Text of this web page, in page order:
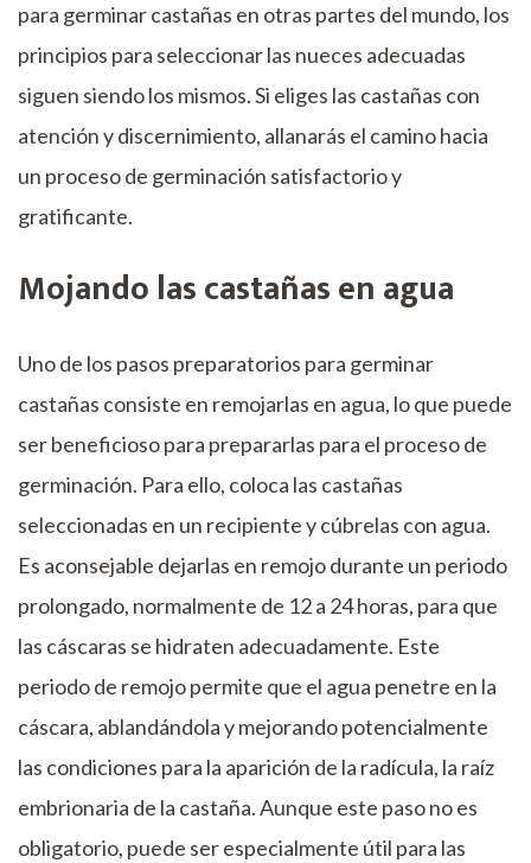
para germinar castañas en otras partes del mundo, los
principios para seleccionar las nueces adecuadas
siguen siendo los mismos. Si eliges las castañas con
atención y discernimiento, allanarás el camino hacia
un proceso de germinación satisfactorio y
gratificante.
Mojando las castañas en agua
Uno de los pasos preparatorios para germinar
castañas consiste en remojarlas en agua, lo que puede
ser beneficioso para prepararlas para el proceso de
germinación. Para ello, coloca las castañas
seleccionadas en un recipiente y cúbrelas con agua.
Es aconsejable dejarlas en remojo durante un periodo
prolongado, normalmente de 12 a 24 horas, para que
las cáscaras se hidraten adecuadamente. Este
periodo de remojo permite que el agua penetre en la
cáscara, ablandándola y mejorando potencialmente
las condiciones para la aparición de la radícula, la raíz
embrionaria de la castaña. Aunque este paso no es
obligatorio, puede ser especialmente útil para las